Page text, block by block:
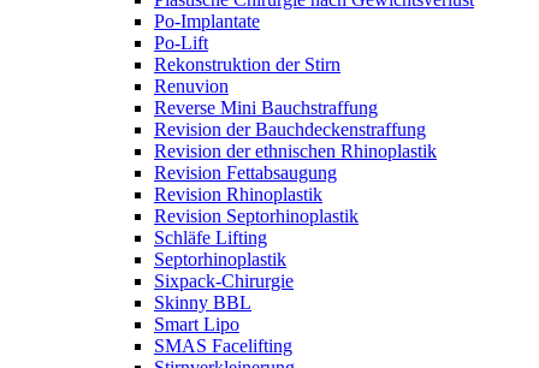
Po-Implantate
Po-Lift
Rekonstruktion der Stirn
Renuvion
Reverse Mini Bauchstraffung
Revision der Bauchdeckenstraffung
Revision der ethnischen Rhinoplastik
Revision Fettabsaugung
Revision Rhinoplastik
Revision Septorhinoplastik
Schläfe Lifting
Septorhinoplastik
Sixpack-Chirurgie
Skinny BBL
Smart Lipo
SMAS Facelifting